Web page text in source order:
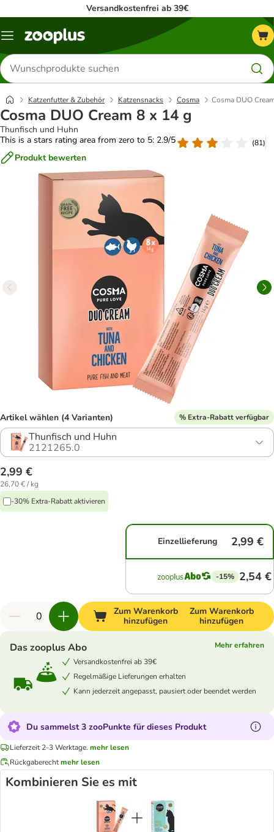
Versandkostenfrei ab 39€
Menü
Produkte
suchen
Katzenfutter & Zubehör Katzensnacks Cosma Cosma DUO
Cosma DUO Cream 8 x 14 g
Thunfisch und Huhn
This is a stars rating area from zero to 5: 2.9/5
(81)
Produkt bewerten
Artikel wählen (4 Varianten) % Extra-Rabatt verfügbar
Thunfisch und Huhn
2121265.0
2,99 €
26,70 € / kg
-30% Extra-Rabatt aktivieren
Einzellieferung 2,99 €
-15% 2,54 €
Zum Warenkorb
hinzufügen
Zum Warenkorb
hinzufügen
Das zooplus Abo
Mehr erfahren
Versandkostenfrei ab 39€
Regelmäßige Lieferungen erhalten
Kann jederzeit angepasst, pausiert oder beendet werden
Du sammelst 3 zooPunkte für dieses Produkt
Lieferzeit 2-3 Werktage. mehr lesen
Rückgaberechtmehr lesen
Kombinieren Sie es mit